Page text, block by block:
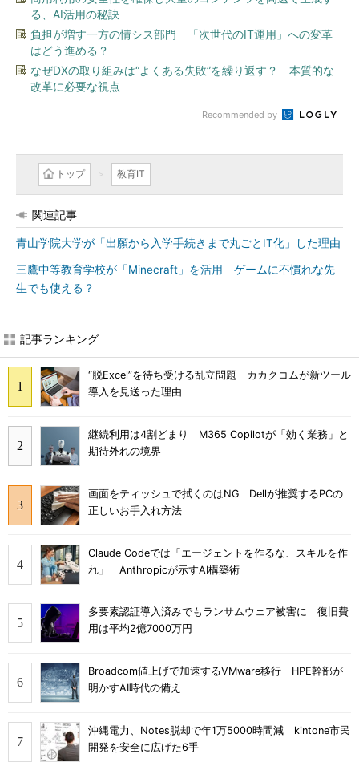
る、AI活用の秘訣
負担が増す一方の情シス部門 「次世代のIT運用」への変革
はどう進める？
なぜDXの取り組みは“よくある失敗”を繰り返す？ 本質的な
改革に必要な視点
Recommended by
トップ 教育IT
関連記事
青山学院大学が「出願から入学手続きまで丸ごとIT化」した理由
三鷹中等教育学校が「Minecraft」を活用 ゲームに不慣れな先
生でも使える？
記事ランキング
“脱Excel”を待ち受ける乱立問題 カカクコムが新ツール
導入を見送った理由
継続利用は4割どまり M365 Copilotが「効く業務」と
期待外れの境界
画面をティッシュで拭くのはNG Dellが推奨するPCの
正しいお手入れ方法
Claude Codeでは「エージェントを作るな、スキルを作
れ」 Anthropicが示すAI構築術
多要素認証導入済みでもランサムウェア被害に 復旧費
用は平均2億7000万円
Broadcom値上げで加速するVMware移行 HPE幹部が
明かすAI時代の備え
沖縄電力、Notes脱却で年1万5000時間減 kintone市民
開発を安全に広げた6手